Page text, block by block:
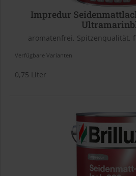
Impredur
aromatenfrei, Spitzenqualität,
Verfügbare Varianten
0,75 Liter